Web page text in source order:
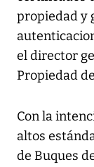
propiedad y
el director
Propiedad
Con la
altos
de Buques